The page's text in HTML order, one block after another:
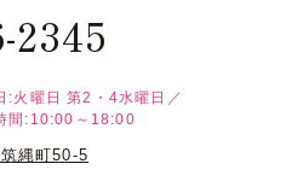
2345
:火曜日 第2・4水曜日／
間:10:00～18:00
縄町50-5